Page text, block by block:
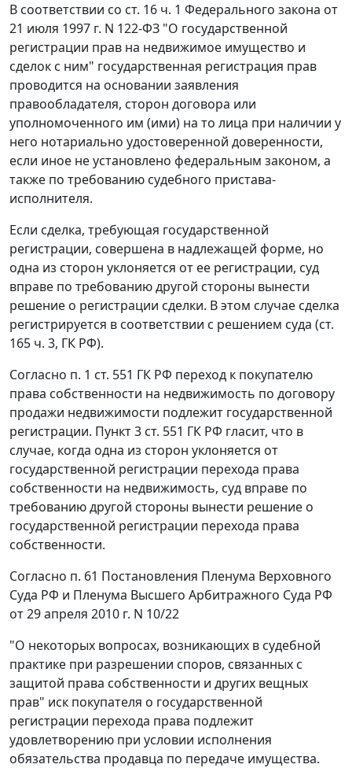
В соответствии со ст. 16 ч. 1 Федерального закона от
21 июля 1997 г. N 122-ФЗ "О государственной
регистрации прав на недвижимое имущество и
сделок с ним" государственная регистрация прав
проводится на основании заявления
правообладателя, сторон договора или
уполномоченного им (ими) на то лица при наличии у
него нотариально удостоверенной доверенности,
если иное не установлено федеральным законом, а
также по требованию судебного пристава-
исполнителя.
Если сделка, требующая государственной
регистрации, совершена в надлежащей форме, но
одна из сторон уклоняется от ее регистрации, суд
вправе по требованию другой стороны вынести
решение о регистрации сделки. В этом случае сделка
регистрируется в соответствии с решением суда (ст.
165 ч. 3, ГК РФ).
Согласно п. 1 ст. 551 ГК РФ переход к покупателю
права собственности на недвижимость по договору
продажи недвижимости подлежит государственной
регистрации. Пункт 3 ст. 551 ГК РФ гласит, что в
случае, когда одна из сторон уклоняется от
государственной регистрации перехода права
собственности на недвижимость, суд вправе по
требованию другой стороны вынести решение о
государственной регистрации перехода права
собственности.
Согласно п. 61 Постановления Пленума Верховного
Суда РФ и Пленума Высшего Арбитражного Суда РФ
от 29 апреля 2010 г. N 10/22
"О некоторых вопросах, возникающих в судебной
практике при разрешении споров, связанных с
защитой права собственности и других вещных
прав" иск покупателя о государственной
регистрации перехода права подлежит
удовлетворению при условии исполнения
обязательства продавца по передаче имущества.